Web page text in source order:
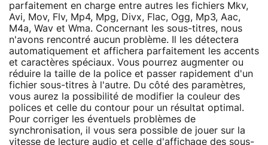
parfaitement en charge entre autres les fichiers Mkv,
Avi, Mov, Flv, Mp4, Mpg, Divx, Flac, Ogg, Mp3, Aac,
M4a, Wav et Wma. Concernant les sous-titres, nous
n'avons rencontré aucun problème. Il les détectera
automatiquement et affichera parfaitement les accents
et caractères spéciaux. Vous pourrez augmenter ou
réduire la taille de la police et passer rapidement d'un
fichier sous-titres à l'autre. Du côté des paramètres,
vous aurez la possibilité de modifier la couleur des
polices et celle du contour pour un résultat optimal.
Pour corriger les éventuels problèmes de
synchronisation, il vous sera possible de jouer sur la
vitesse de lecture audio et celle d'affichage des sous-